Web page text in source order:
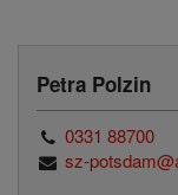
Petra Polzin
0331 88700
sz-